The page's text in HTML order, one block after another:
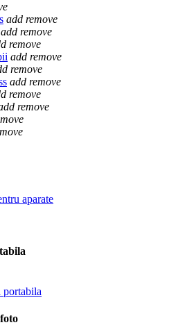
add remove
add remove
remove
add remove
remove
add remove
remove
remove
aparate